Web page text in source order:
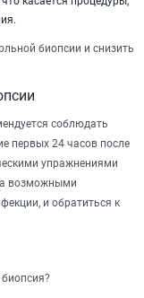
биопсии и снизить
соблюдать
первых 24 часов после
упражнениями
возможными
и обратиться к